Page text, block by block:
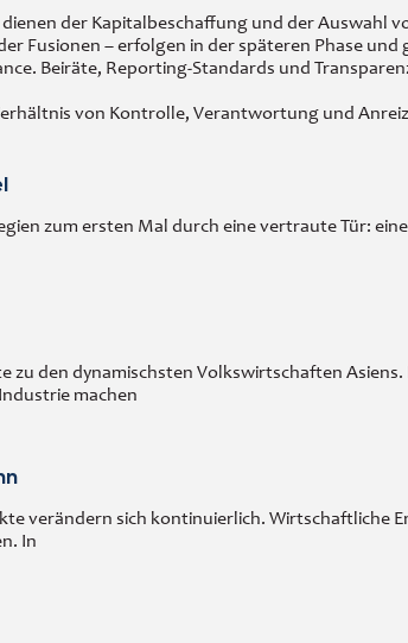
der Kapitalbeschaffung und der Auswahl
Fusionen – erfolgen in der späteren Phase und
Beiräte, Reporting-Standards und
von Kontrolle, Verantwortung und
zum ersten Mal durch eine vertraute Tür:
den dynamischsten Volkswirtschaften
machen
verändern sich kontinuierlich.
In